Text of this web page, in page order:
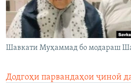
Шавкати Муҳаммад бо модараш
Додгоҳи парвандаҳои ҷиноӣ